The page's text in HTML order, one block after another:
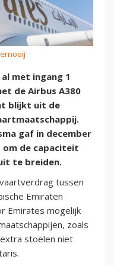
al met ingang 1
de Airbus A380
blijkt uit de
gaf in december
om de capaciteit
te breiden.
tussen
Emiraten
Emirates mogelijk
zoals
stoelen niet